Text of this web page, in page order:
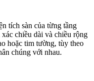
tích sàn của từng tầng
chiều dài và chiều rộng
hoặc tim tường, tùy theo
chúng với nhau.